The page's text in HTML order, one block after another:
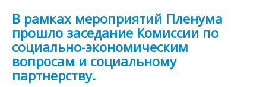
В рамках мероприятий Пленума
прошло заседание Комиссии по
социально-экономическим
вопросам и социальному
партнерству.